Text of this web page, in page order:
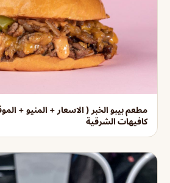
مطعم بيبو الخبر ( الاسعار + المنيو +
كافيهات الشرقية